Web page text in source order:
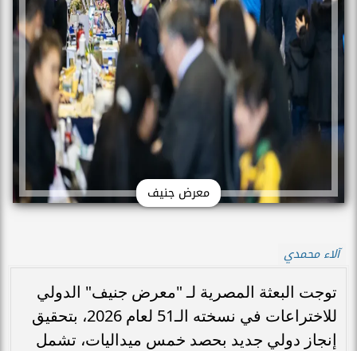
معرض جنيف
آلاء محمدي
توجت البعثة المصرية لـ "معرض جنيف" الدولي
للاختراعات في نسخته الـ51 لعام 2026، بتحقيق
إنجاز دولي جديد بحصد خمس ميداليات، تشمل